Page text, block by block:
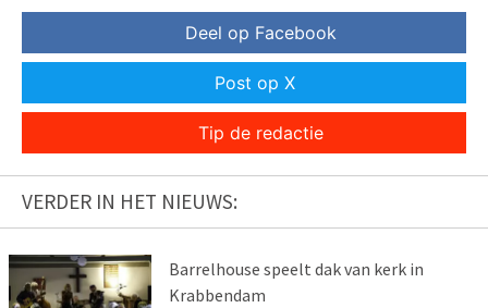
Deel op Facebook
Post op X
Tip de redactie
VERDER IN HET NIEUWS:
Barrelhouse speelt dak van kerk in
Krabbendam